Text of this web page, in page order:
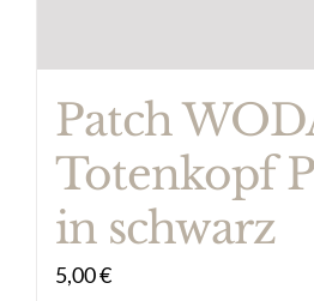
Patch
Totenkopf
in schwarz
5,00€